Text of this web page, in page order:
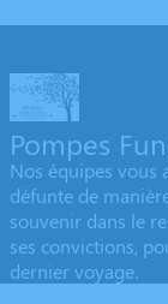
Pompes
Nos équipes vous
défunte de
souvenir dans le
ses convictions,
dernier voyage.